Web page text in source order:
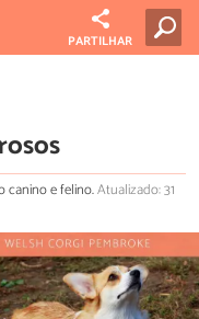
PARTILHAR
canino e felino.Atualizado: 31